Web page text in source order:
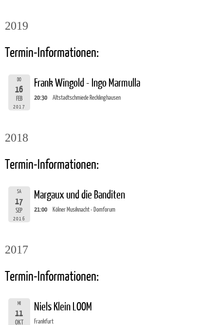
2019
Termin-Informationen:
DO
16
FEB
2017
Frank Wingold - Ingo Marmulla
20:30 Altstadtschmiede Recklinghausen
2018
Termin-Informationen:
SA
17
SEP
2016
Margaux und die Banditen
21:00 Kölner Musiknacht - Domforum
2017
Termin-Informationen:
MI
11
OKT
Niels Klein LOOM
Frankfurt